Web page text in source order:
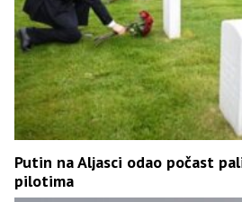
Putin na Aljasci odao počast
pilotima